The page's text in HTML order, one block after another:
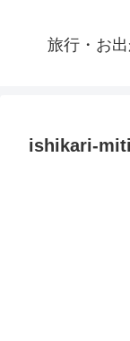
旅行・お
ishikari-